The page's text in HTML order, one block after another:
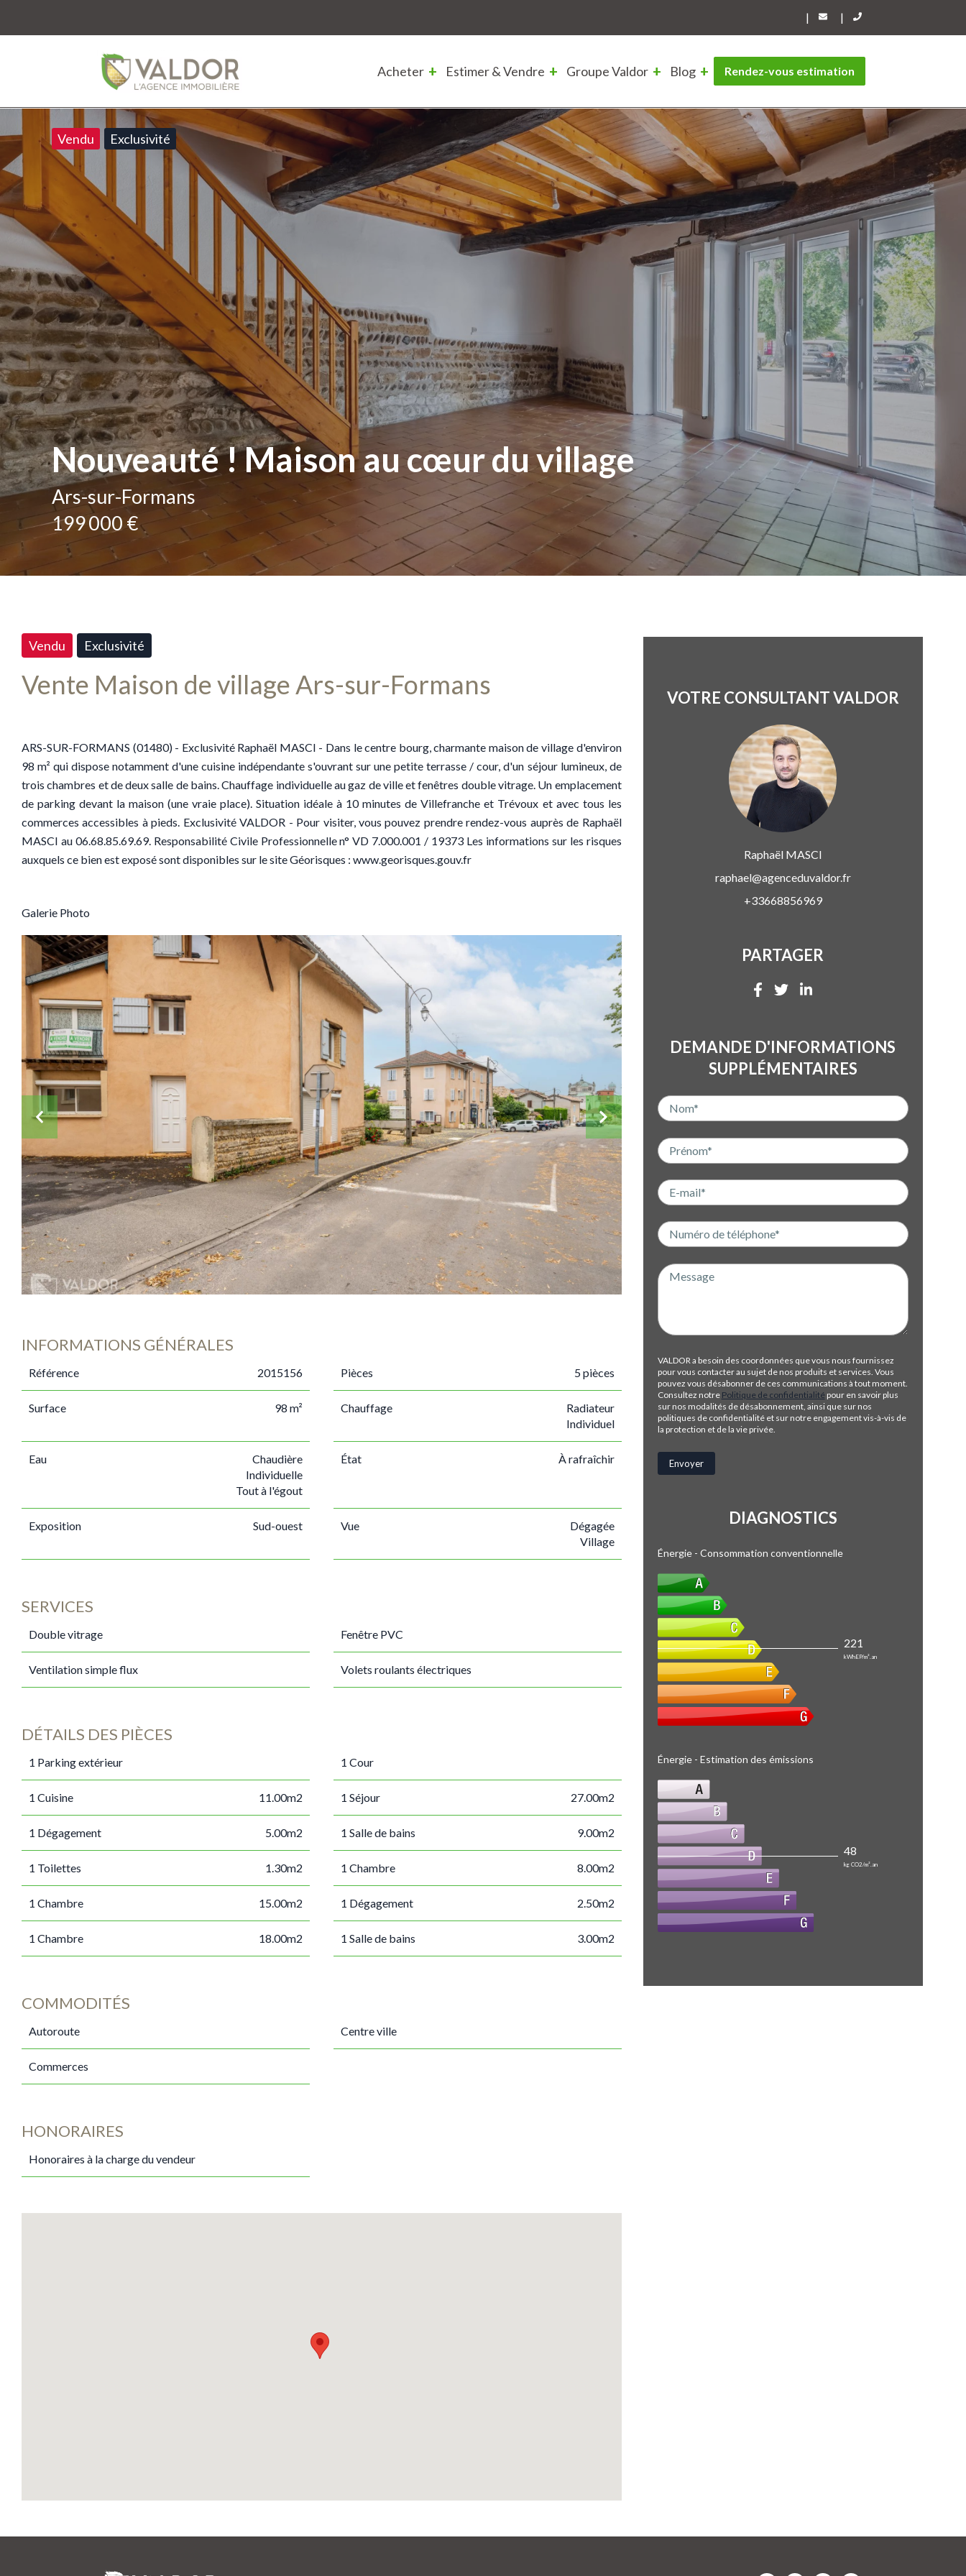
| |
Acheter Estimer & Vendre Groupe Valdor Blog Rendez-vous estimation
Vendu Exclusivité
Nouveauté ! Maison au cœur du village
Ars-sur-Formans
199 000 €
Vendu Exclusivité
Vente Maison de village Ars-sur-Formans
ARS-SUR-FORMANS (01480) - Exclusivité Raphaël MASCI - Dans le centre bourg, charmante maison de village d'environ
98 m² qui dispose notamment d'une cuisine indépendante s'ouvrant sur une petite terrasse / cour, d'un séjour lumineux, de
trois chambres et de deux salle de bains. Chauffage individuelle au gaz de ville et fenêtres double vitrage. Un emplacement
de parking devant la maison (une vraie place). Situation idéale à 10 minutes de Villefranche et Trévoux et avec tous les
commerces accessibles à pieds. Exclusivité VALDOR - Pour visiter, vous pouvez prendre rendez-vous auprès de Raphaël
MASCI au 06.68.85.69.69. Responsabilité Civile Professionnelle n° VD 7.000.001 / 19373 Les informations sur les risques
auxquels ce bien est exposé sont disponibles sur le site Géorisques : www.georisques.gouv.fr
Galerie Photo
INFORMATIONS GÉNÉRALES
Référence 2015156 Pièces 5 pièces
Surface 98 m² Chauffage
Radiateur
Individuel
Eau
Chaudière
Individuelle
Tout à l'égout
État À rafraîchir
Exposition Sud-ouest Vue
Dégagée
Village
SERVICES
Double vitrage Fenêtre PVC
Ventilation simple flux Volets roulants électriques
DÉTAILS DES PIÈCES
1 Parking extérieur 1 Cour
1 Cuisine 11.00m2 1 Séjour 27.00m2
1 Dégagement 5.00m2 1 Salle de bains 9.00m2
1 Toilettes 1.30m2 1 Chambre 8.00m2
1 Chambre 15.00m2 1 Dégagement 2.50m2
1 Chambre 18.00m2 1 Salle de bains 3.00m2
COMMODITÉS
Autoroute Centre ville
Commerces
HONORAIRES
Honoraires à la charge du vendeur
VOTRE CONSULTANT VALDOR
RaphaëlMASCI
raphael@agenceduvaldor.fr
+33668856969
PARTAGER
DEMANDE D'INFORMATIONS
SUPPLÉMENTAIRES
VALDOR a besoin des coordonnées que vous nous fournissez
pour vous contacter au sujet de nos produits et services. Vous
pouvez vous désabonner de ces communications à tout moment.
Consultez notre Politique de confidentialité pour en savoir plus
sur nos modalités de désabonnement, ainsi que sur nos
politiques de confidentialité et sur notre engagement vis-à-vis de
la protection et de la vie privée.
DIAGNOSTICS
Énergie - Consommation conventionnelle
221
kWhEP/m².an
Énergie - Estimation des émissions
48
kg CO2/m².an